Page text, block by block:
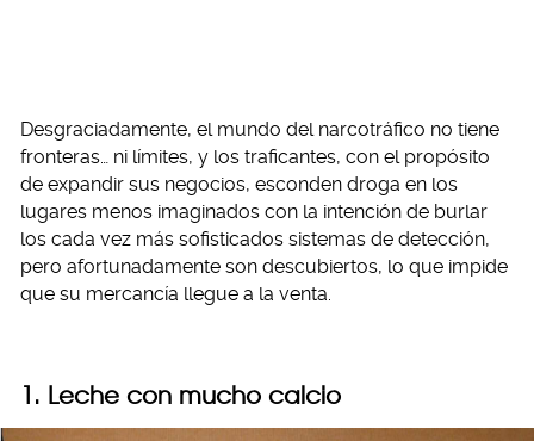
Desgraciadamente, el mundo del narcotráfico no tiene
fronteras… ni límites, y los traficantes, con el propósito
de expandir sus negocios, esconden droga en los
lugares menos imaginados con la intención de burlar
los cada vez más sofisticados sistemas de detección,
pero afortunadamente son descubiertos, lo que impide
que su mercancía llegue a la venta.
1. Leche con mucho calcio